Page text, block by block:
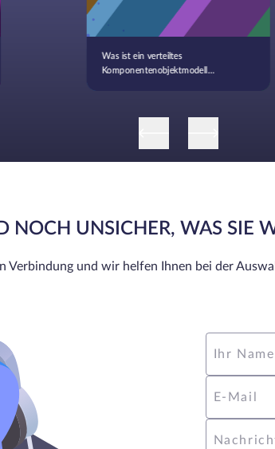
Was ist ein verteiltes
Komponentenobjektmodell
NOCH UNSICHER, WAS SIE
Verbindung und wir helfen Ihnen bei der
Ihr Name
E-Mail